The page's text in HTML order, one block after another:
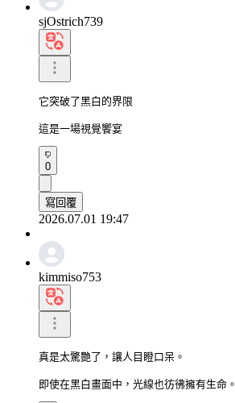
sjOstrich739
它突破了黑白的界限
這是一場視覺饗宴
0
寫回覆
2026.07.01 19:47
kimmiso753
真是太驚艷了，讓人目瞪口呆。
即使在黑白畫面中，光線也彷彿擁有生命。